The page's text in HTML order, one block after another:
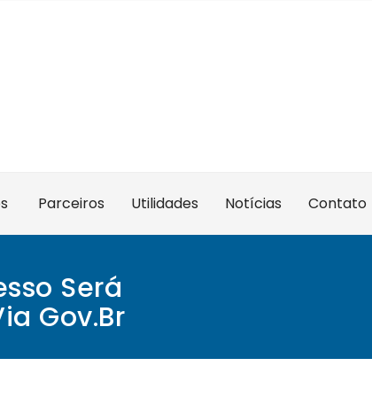
Parceiros Utilidades Notícias Contato
Será
Gov.br